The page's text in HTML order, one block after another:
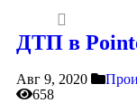
ДТП в
Авг 9, 2020
658